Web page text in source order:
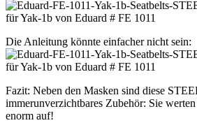
Die Anleitung könnte einfacher nicht sein:
Fazit: Neben den Masken sind diese
immerunverzichtbares Zubehör: Sie
enorm auf!